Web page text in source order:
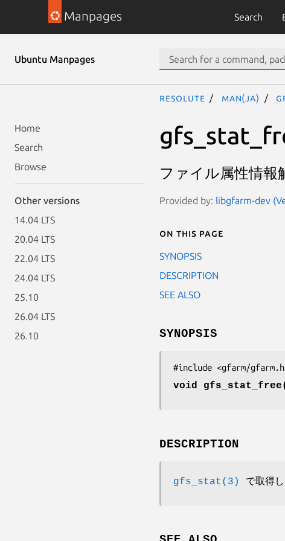
Manpages Search
Ubuntu Manpages
Home
Search
Browse
Other versions
14.04 LTS
20.04 LTS
22.04 LTS
24.04 LTS
25.10
26.04 LTS
26.10
resolute man(ja)
ファイル属性情報
Provided by: libgfarm-dev
On this page
SYNOPSIS
DESCRIPTION
SEE ALSO
SYNOPSIS
#include <gfarm/
void
DESCRIPTION
gfs_stat(3) で取得